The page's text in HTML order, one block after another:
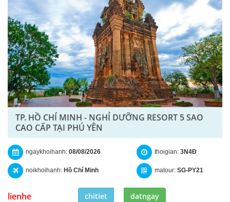
TP. HỒ CHÍ MINH - NGHỈ DƯỠNG RESORT 5 SAO
CAO CẤP TẠI PHÚ YÊN
ngaykhoihanh: 08/08/2026
noikhoihanh: Hồ Chí Minh
thoigian: 3N4Đ
matour: SG-PY21
lienhe chitiet datngay